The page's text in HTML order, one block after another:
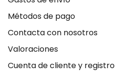
Métodos de pago
Contacta con nosotros
Valoraciones
Cuenta de cliente y registro